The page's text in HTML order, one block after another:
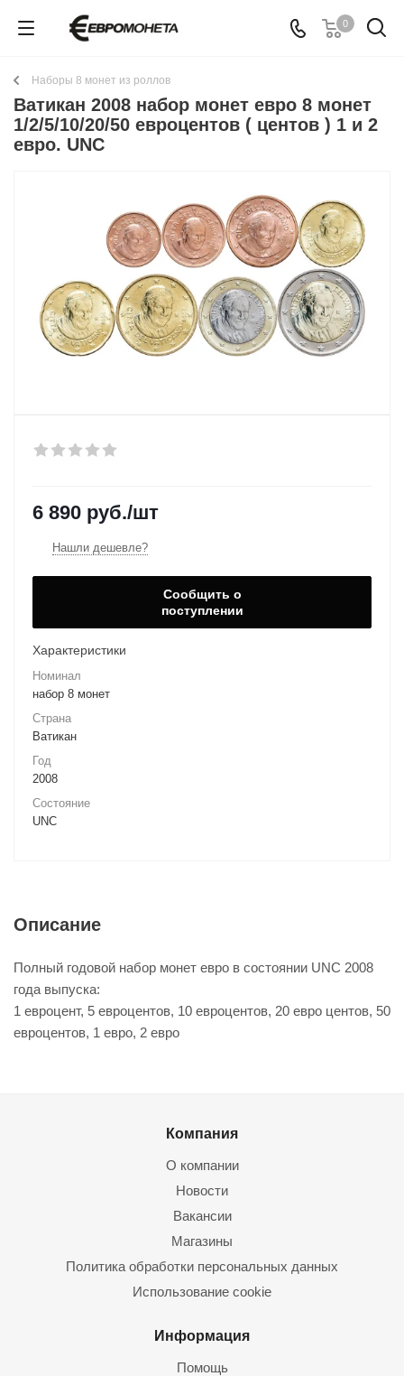
0
Наборы 8 монет из роллов
Ватикан 2008 набор монет евро 8 монет
1/2/5/10/20/50 евроцентов ( центов ) 1 и 2
евро. UNC
6 890 руб./шт
Нашли дешевле?
Сообщить о
поступлении
Характеристики
Номинал
набор 8 монет
Страна
Ватикан
Год
2008
Состояние
UNC
Описание
Полный годовой набор монет евро в состоянии UNC 2008
года выпуска:
1 евроцент, 5 евроцентов, 10 евроцентов, 20 евро центов, 50
евроцентов, 1 евро, 2 евро
Компания
О компании
Новости
Вакансии
Магазины
Политика обработки персональных данных
Использование cookie
Информация
Помощь